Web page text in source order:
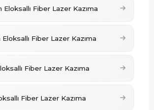
Eloksallı Fiber Lazer Kazıma
Fiber Lazer Kazıma
Fiber Lazer Kazıma
Fiber Lazer Kazıma